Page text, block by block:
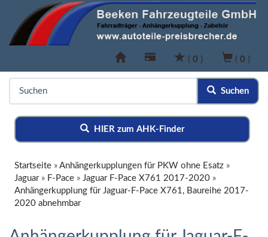
( 0 ) ( 0 )
Suchen
HIER zum AHK-Finder
Startseite » Anhängerkupplungen für PKW ohne Esatz »
Jaguar» F-Pace » Jaguar F-Pace X761 2017-2020 »
Anhängerkupplung für Jaguar-F-Pace X761, Baureihe 2017-
2020 abnehmbar